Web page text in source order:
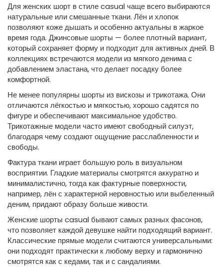
Для женских шорт в стиле casual чаще всего выбираются
натуральные или смешанные ткани. Лён и хлопок
позволяют коже дышать и особенно актуальны в жаркое
время года. Джинсовые шорты — более плотный вариант,
который сохраняет форму и подходит для активных дней. В
коллекциях встречаются модели из мягкого денима с
добавлением эластана, что делает посадку более
комфортной.
Не менее популярны шорты из вискозы и трикотажа. Они
отличаются лёгкостью и мягкостью, хорошо садятся по
фигуре и обеспечивают максимальное удобство.
Трикотажные модели часто имеют свободный силуэт,
благодаря чему создают ощущение расслабленности и
свободы.
Фактура ткани играет большую роль в визуальном
восприятии. Гладкие материалы смотрятся аккуратно и
минималистично, тогда как фактурные поверхности,
например, лён с характерной неровностью или выбеленный
деним, придают образу больше живости.
Женские шорты casual бывают самых разных фасонов,
что позволяет каждой девушке найти подходящий вариант.
Классические прямые модели считаются универсальными:
они подходят практически к любому верху и гармонично
смотрятся как с кедами, так и с сандалиями.